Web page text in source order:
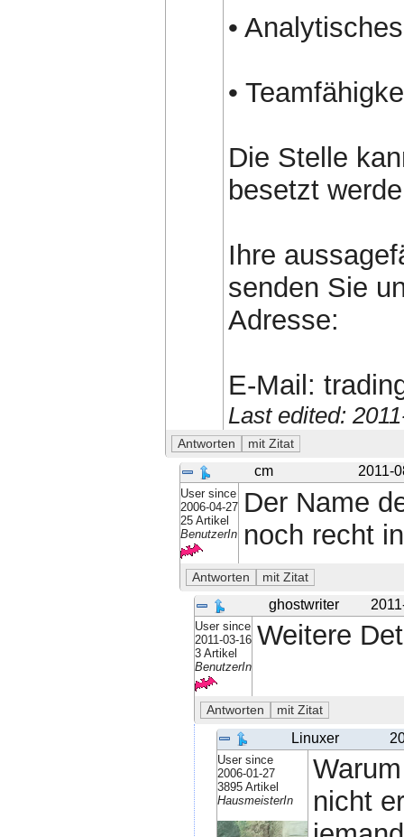
•
•
Die Stelle
besetzt
Ihre
senden Sie
Adresse:
E-Mail:
Last edited:
cm 2011-
User since
2006-04-27
25 Artikel
BenutzerIn
Der Name
noch recht
ghostwriter
User since
2011-03-16
3 Artikel
BenutzerIn
Weitere
Linuxer
User since
2006-01-27
3895 Artikel
HausmeisterIn
nicht